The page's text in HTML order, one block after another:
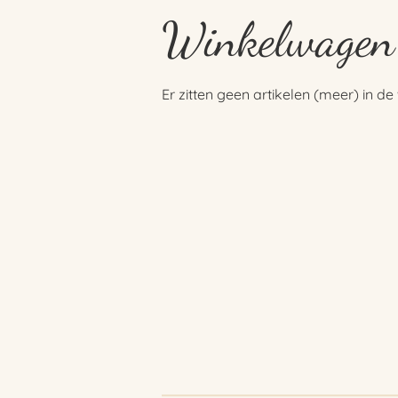
Winkelwagen
Er zitten geen artikelen (meer) in